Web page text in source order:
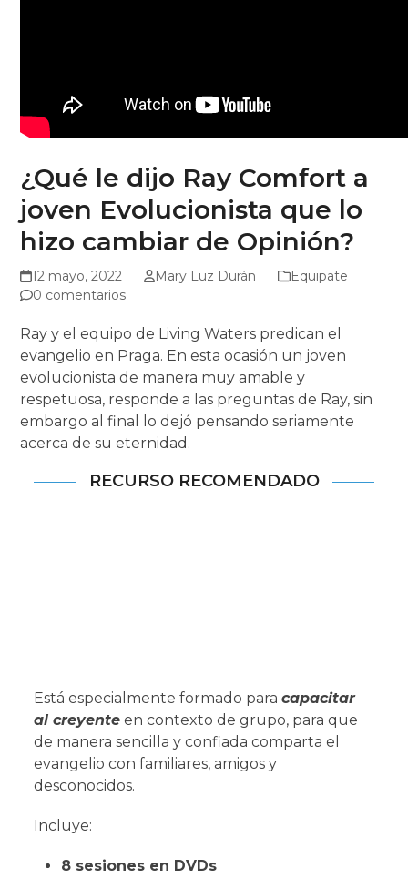
¿Qué le dijo Ray Comfort a
joven Evolucionista que lo
hizo cambiar de Opinión?
12 mayo, 2022 Mary Luz Durán
Equipate
0 comentarios
Ray y el equipo de Living Waters predican el
evangelio en Praga. En esta ocasión un joven
evolucionista de manera muy amable y
respetuosa, responde a las preguntas de Ray, sin
embargo al final lo dejó pensando seriamente
acerca de su eternidad.
RECURSO RECOMENDADO
Está especialmente formado paracapacitar
al creyente en contexto de grupo, para que
de manera sencilla y confiada comparta el
evangelio con familiares, amigos y
desconocidos.
Incluye:
8 sesiones en DVDs